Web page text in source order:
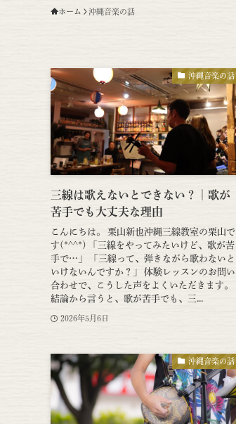
ホーム 沖縄音楽の話
沖縄音楽の話
三線は歌えないとできない？｜歌が
苦手でも大丈夫な理由
こんにちは。 栗山新也沖縄三線教室の栗山で
す(*^^*) 「三線をやってみたいけど、歌が苦
手で…」 「三線って、弾きながら歌わないと
いけないんですか？」 体験レッスンのお問い
合わせで、こうした声をよくいただきます。
結論から言うと、歌が苦手でも、三...
2026年5月6日
沖縄音楽の話